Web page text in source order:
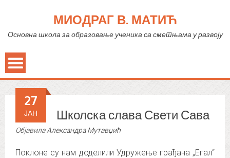
МИОДРАГ В. МАТИЋ
Основна школа за образовање ученика са сметњама у развоју
Школска слава Свети Сава
27
ЈАН
ОбјавилаАлександра Мутавџић
Поклоне су нам доделили Удружење грађана „Егал“